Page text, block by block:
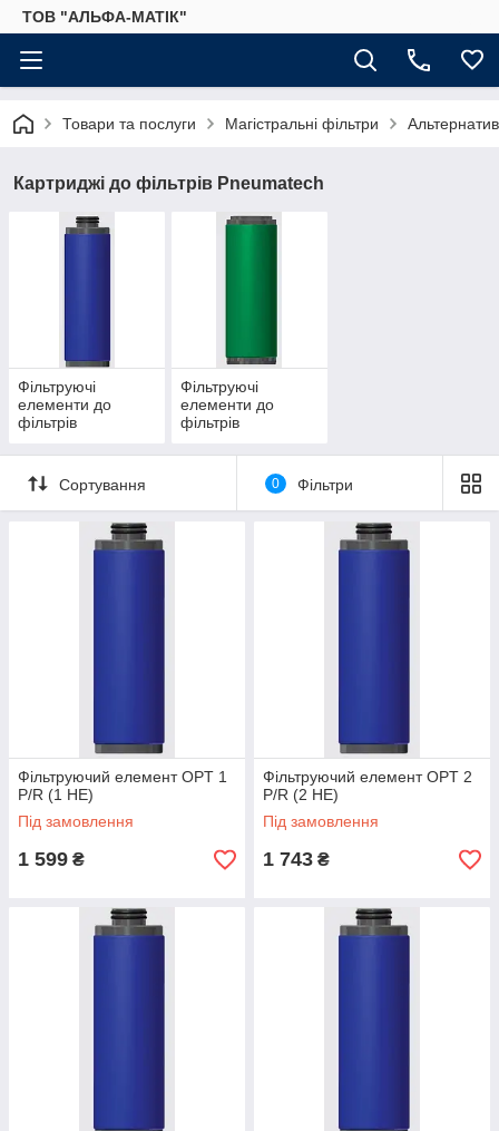
ТОВ "АЛЬФА-МАТІК"
Товари та послуги Магістральні фільтри
Картриджі до фільтрів Pneumatech
Фільтруючі
елементи до
фільтрів
Фільтруючі
елементи до
фільтрів
Сортування 0 Фільтри
Фільтруючий елемент OPT 1
P/R (1 HE)
Під замовлення
1 599 ₴
Фільтруючий елемент OPT 2
P/R (2 HE)
Під замовлення
1 743 ₴